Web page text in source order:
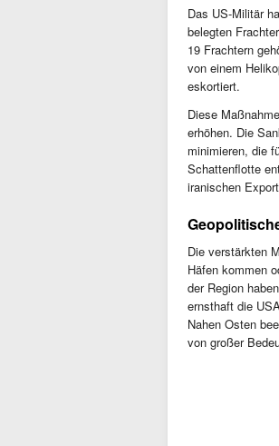
Das US-Militär
belegten
19 Frachtern
von einem
eskortiert.
Diese
erhöhen. Die
minimieren, die
Schattenflotte
iranischen
Die verstärkten
Häfen kommen
der Region
ernsthaft die
Nahen Osten
von großer